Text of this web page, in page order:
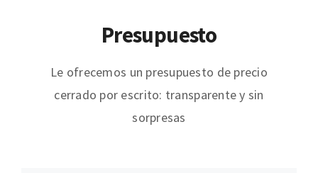
Presupuesto
Le ofrecemos un presupuesto de precio
cerrado por escrito: transparente y sin
sorpresas